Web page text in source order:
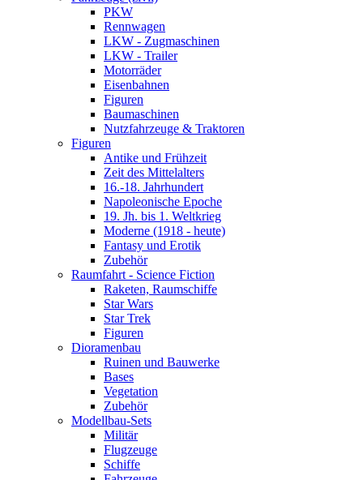
PKW
Rennwagen
LKW - Zugmaschinen
LKW - Trailer
Motorräder
Eisenbahnen
Figuren
Baumaschinen
Nutzfahrzeuge & Traktoren
Figuren
Antike und Frühzeit
Zeit des Mittelalters
16.-18. Jahrhundert
Napoleonische Epoche
19. Jh. bis 1. Weltkrieg
Moderne (1918 - heute)
Fantasy und Erotik
Zubehör
Raumfahrt - Science Fiction
Raketen, Raumschiffe
Star Wars
Star Trek
Figuren
Dioramenbau
Ruinen und Bauwerke
Bases
Vegetation
Zubehör
Modellbau-Sets
Militär
Flugzeuge
Schiffe